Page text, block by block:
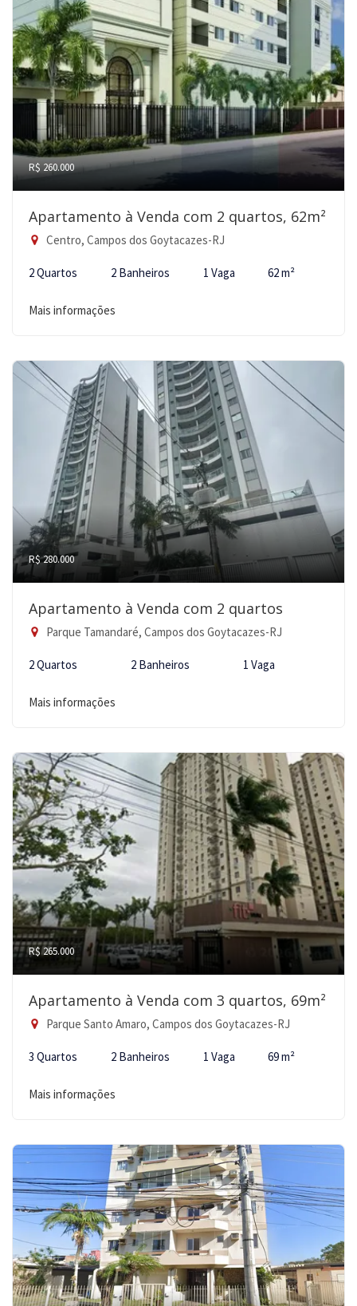
R$ 260.000
Apartamento à Venda com 2 quartos, 62m²
Centro, Campos dos Goytacazes-RJ
2 Quartos 2 Banheiros 1 Vaga 62 m²
Mais informações
R$ 280.000
Apartamento à Venda com 2 quartos
Parque Tamandaré, Campos dos Goytacazes-RJ
2 Quartos 2 Banheiros 1 Vaga
Mais informações
R$ 265.000
Apartamento à Venda com 3 quartos, 69m²
Parque Santo Amaro, Campos dos Goytacazes-RJ
3 Quartos 2 Banheiros 1 Vaga 69 m²
Mais informações